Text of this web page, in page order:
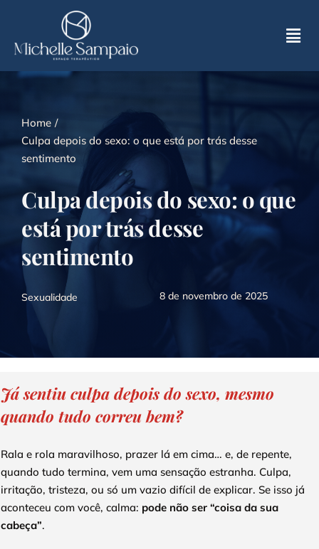
content
Sobre
Atendimentos
MS Espaço Terapêutico
Na Mídia
Talks
Contato
Home
Culpa depois do sexo: o que está por trás desse
sentimento
Culpa depois do sexo: o que
está por trás desse
sentimento
Sexualidade 8 de novembro de 2025
Já sentiu culpa depois do sexo, mesmo
quando tudo correu bem?
Rala e rola maravilhoso, prazer lá em cima… e, de repente,
quando tudo termina, vem uma sensação estranha. Culpa,
irritação, tristeza, ou só um vazio difícil de explicar. Se isso já
aconteceu com você, calma: pode não ser “coisa da sua
cabeça”.